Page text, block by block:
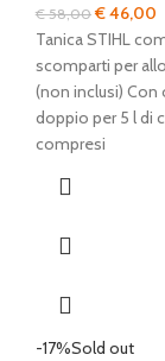
€58,00Il
prezzo
originale
era:
€ 58,00.
€46,00
Tanica STIHL
scomparti per
(non inclusi)
doppio per 5 l di
compresi
-17%Sold out